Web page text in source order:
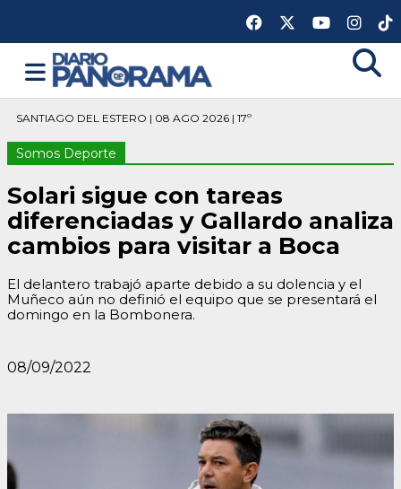
SANTIAGO DEL ESTERO | 08 AGO 2026 | 17º
Somos Deporte
Solari sigue con tareas
diferenciadas y Gallardo analiza
cambios para visitar a Boca
El delantero trabajó aparte debido a su dolencia y el
Muñeco aún no definió el equipo que se presentará el
domingo en la Bombonera.
08/09/2022